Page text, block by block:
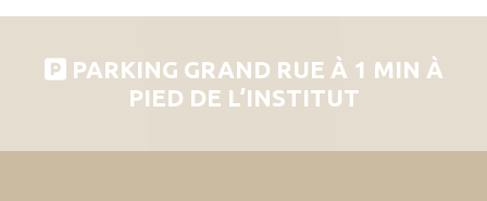
PARKING GRAND RUE À 1 MIN À
PIED DE L’INSTITUT